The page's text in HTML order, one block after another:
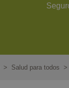
Contact Header
Salud para todos